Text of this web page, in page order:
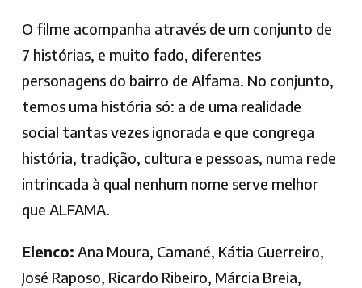
O filme acompanha através de um conjunto de
7 histórias, e muito fado, diferentes
personagens do bairro de Alfama. No conjunto,
temos uma história só: a de uma realidade
social tantas vezes ignorada e que congrega
história, tradição, cultura e pessoas, numa rede
intrincada à qual nenhum nome serve melhor
que ALFAMA.
Elenco: Ana Moura, Camané, Kátia Guerreiro,
José Raposo, Ricardo Ribeiro, Márcia Breia,